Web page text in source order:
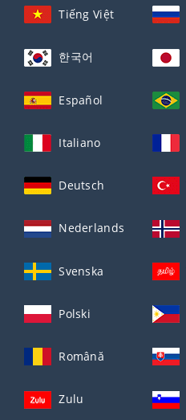
Tiếng Việt
한국어
Español
Italiano
Deutsch
Nederlands
Svenska
Polski
Română
Zulu